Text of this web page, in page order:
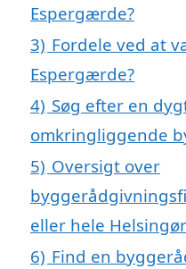
Espergærde?
3) Fordele ved at
Espergærde?
4) Søg efter en
omkringliggende
5) Oversigt over
eller hele
6) Find en